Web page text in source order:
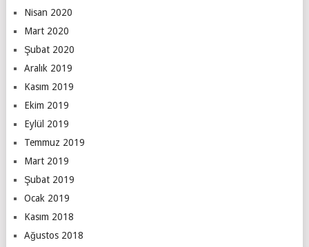
Nisan 2020
Mart 2020
Şubat 2020
Aralık 2019
Kasım 2019
Ekim 2019
Eylül 2019
Temmuz 2019
Mart 2019
Şubat 2019
Ocak 2019
Kasım 2018
Ağustos 2018